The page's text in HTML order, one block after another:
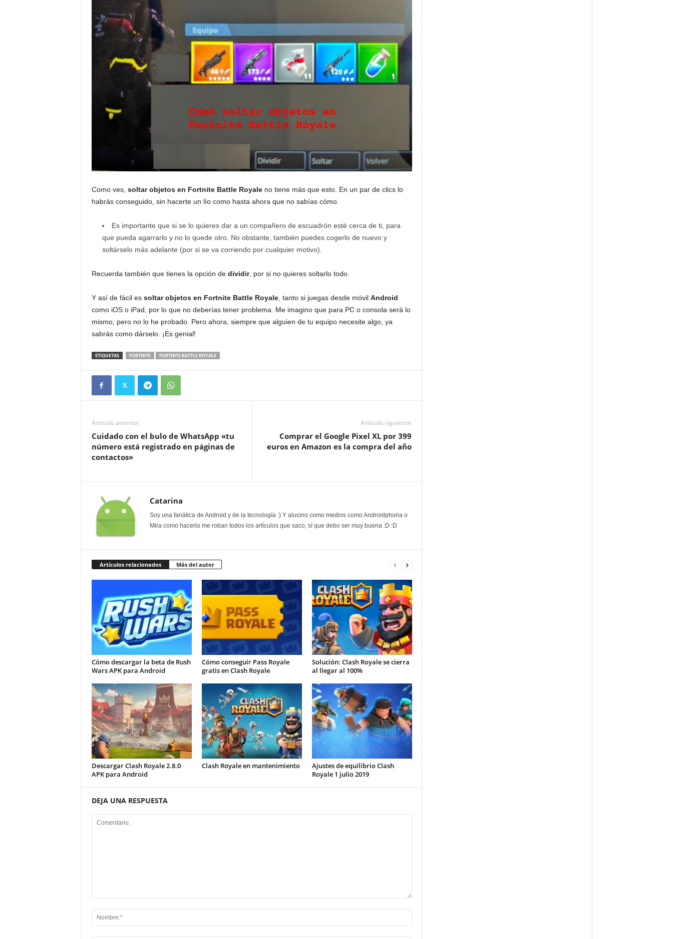
Como ves, soltar objetos en Fortnite Battle Royaleno tiene más que esto. En un par de clics lo
habrás conseguido, sin hacerte un lío como hasta ahora que no sabías cómo.
Es importante que si se lo quieres dar a un compañero de escuadrón esté cerca de ti, para
que pueda agarrarlo y no lo quede otro. No obstante, también puedes cogerlo de nuevo y
soltárselo más adelante (por si se va corriendo por cualquier motivo).
Recuerda también que tienes la opción de dividir, por si no quieres soltarlo todo.
Y así de fácil essoltar objetos en Fortnite Battle Royale, tanto si juegas desde móvil Android
como iOS o iPad, por lo que no deberías tener problema. Me imagino que para PC o consola será lo
mismo, pero no lo he probado. Pero ahora, siempre que alguien de tu equipo necesite algo, ya
sabrás como dárselo. ¡Es genial!
ETIQUETAS FORTNITE FORTNITE BATTLE ROYALE
Artículo anterior
Cuidado con el bulo de WhatsApp «tu
número está registrado en páginas de
contactos»
Artículo siguiente
Comprar el Google Pixel XL por 399
euros en Amazon es la compra del año
Catarina
Soy una fanática de Android y de la tecnología :) Y alucino como medios como Androidphoria o
Mira como hacerlo me roban todos los artículos que saco, sí que debo ser muy buena :D :D
Artículos relacionados Más del autor
Cómo descargar la beta de Rush
Wars APK para Android
Cómo conseguir Pass Royale
gratis en Clash Royale
Solución: Clash Royale se cierra
al llegar al 100%
Descargar Clash Royale 2.8.0
APK para Android
Clash Royale en mantenimiento
Ajustes de equilibrio Clash
Royale 1 julio 2019
DEJA UNA RESPUESTA